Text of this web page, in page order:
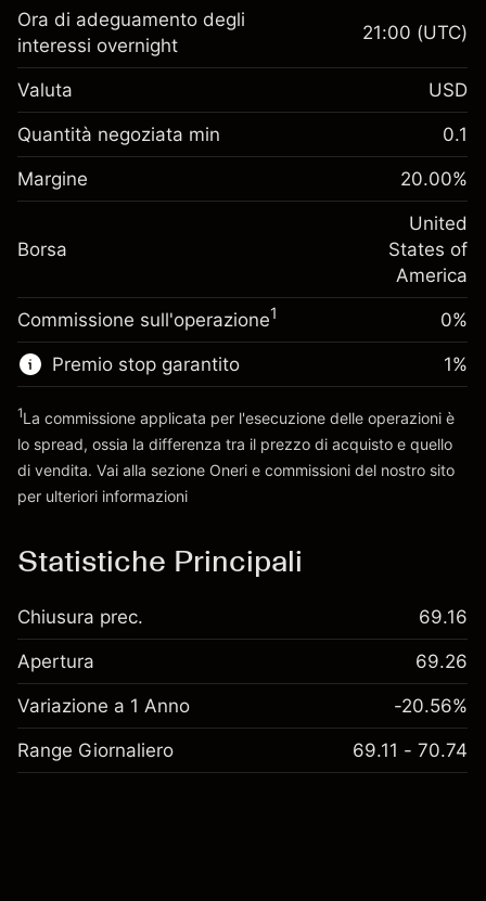
investimento
Adeguamento
finanziamento overnight
Oneri per l'intero valore della
-0.02154
%
(-$1.08)
Dimensione dell'operazione a leva
Denaro da leva ~
$4,000.00
Vai alla piattaforma
Margine. Il tuo
investimento
$1,000.00
posizione
-0.000682
%
(-$0.03)
Dimensione dell'operazione a leva
~$5,000.00
Denaro da leva ~
Vai alla piattaforma
Ora di adeguamento degli
interessi overnight
21:00 (UTC)
Valuta USD
Quantità negoziata min 0.1
Margine 20.00%
Borsa
United
States of
America
Commissione sull'operazione1 0%
Premio stop garantito 1%
1La commissione applicata per l'esecuzione delle operazioni è
lo spread, ossia la differenza tra il prezzo di acquisto e quello
di vendita. Vai alla sezione Oneri e commissioni del nostro sito
per ulteriori informazioni
Statistiche Principali
Chiusura prec. 69.16
Apertura 69.26
Variazione a 1 Anno -20.56%
Range Giornaliero 69.11 - 70.74